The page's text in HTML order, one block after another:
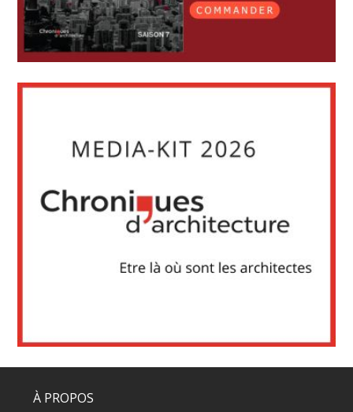
À PROPOS